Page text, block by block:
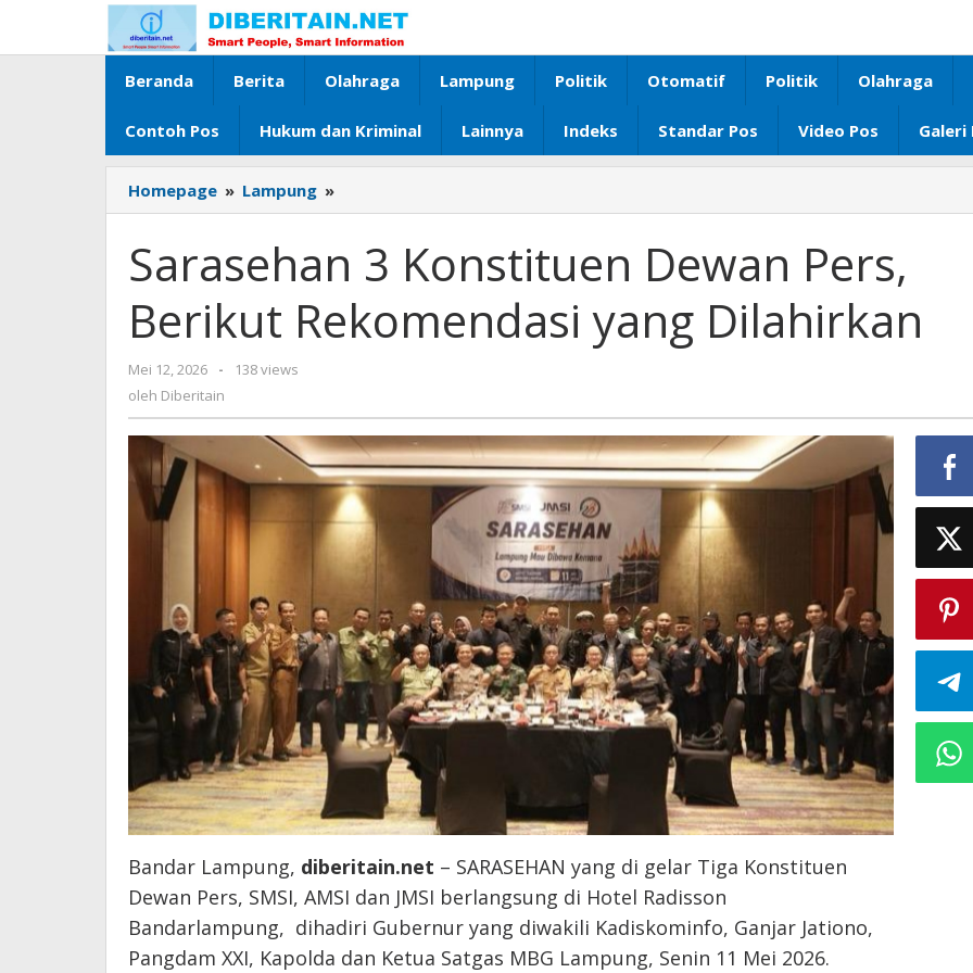
konten
Beranda Berita Olahraga Lampung Politik Otomatif Politik Olahraga
Contoh Pos Hukum dan Kriminal Lainnya Indeks Standar Pos Video Pos Galeri
Homepage » Lampung »
3
Dewan
Pers,
Berikut
Rekomendasi
Sarasehan 3 Konstituen Dewan Pers,
Berikut Rekomendasi yang Dilahirkan
Mei 12, 2026
oleh
Diberitain
-
138 views
oleh Diberitain
Bandar Lampung, diberitain.net – SARASEHAN yang di gelar Tiga Konstituen
Dewan Pers, SMSI, AMSI dan JMSI berlangsung di Hotel Radisson
Bandarlampung, dihadiri Gubernur yang diwakili Kadiskominfo, Ganjar Jationo,
Pangdam XXI, Kapolda dan Ketua Satgas MBG Lampung, Senin 11 Mei 2026.